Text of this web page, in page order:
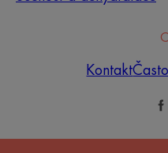
Kontakt